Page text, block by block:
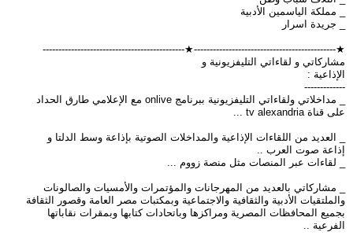
_ مملكة الياسمين الأدبية
_ جريدة اسرار
★---------------------------------------------★---------------------------------------------
مشاركاتي و لقاءاتي التليفزيونية و
الإذاعية :
-------------
_ مداخلاتي ولقاءاتي التليفزيونية ببرنامج onlive مع الإعلامي طارق الحداد
على قناة tv alexandria ...
_ العديد من اللقاءات الإذاعية والمداخلات الصوتية بإذاعة وسط الدلتا و
إذاعة صوت العرب ..
_ لقاءات عبر المنصات مثل منصة زووم ...
_ مشاركاتي بالعديد من المهرجانات والمؤتمرات والأمسيات والصالونات
والملتقيات الأدبية والثقافية والاجتماعية وبمكتبات مصر العامة وقصور الثقافة
بجميع المحافظات المصرية ومراكزها وباتحادات كتابها وبمقرات نقاباتها
الفرعية ..